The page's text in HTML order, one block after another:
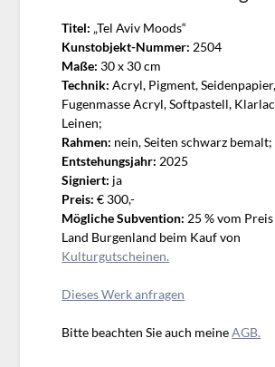
Titel: „Tel Aviv Moods“
Kunstobjekt-Nummer: 2504
Maße: 30 x 30 cm
Technik: Acryl, Pigment, Seidenpapier,
Fugenmasse Acryl, Softpastell,
Leinen;
Rahmen: nein, Seiten schwarz bemalt;
Entstehungsjahr: 2025
Signiert: ja
Preis: € 300,-
Mögliche Subvention: 25 % vom
Land Burgenland beim Kauf von
Kulturgutscheinen.
Dieses Werk anfragen
Bitte beachten Sie auch meineAGB.